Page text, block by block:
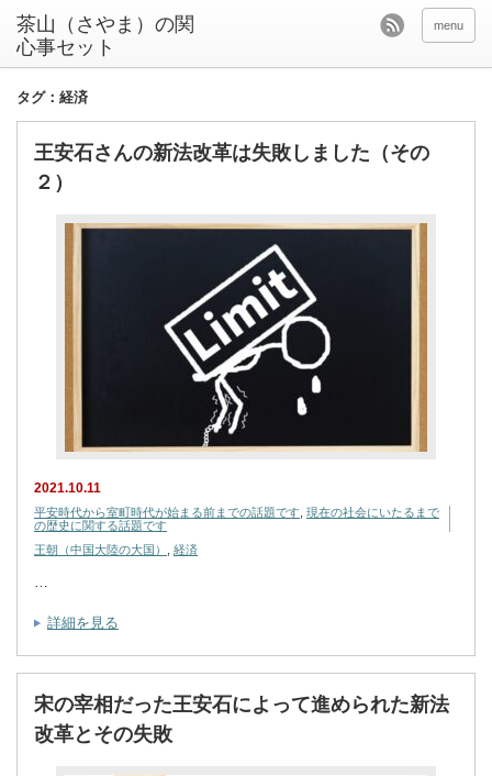
茶山（さやま）の関
心事セット
menu
タグ：経済
王安石さんの新法改革は失敗しました（その
２）
2021.10.11
平安時代から室町時代が始まる前までの話題です, 現在の社会にいたるまで
の歴史に関する話題です
王朝（中国大陸の大国） , 経済
…
詳細を見る
宋の宰相だった王安石によって進められた新法
改革とその失敗